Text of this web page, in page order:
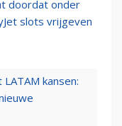
doordat onder
slots vrijgeven
kansen: